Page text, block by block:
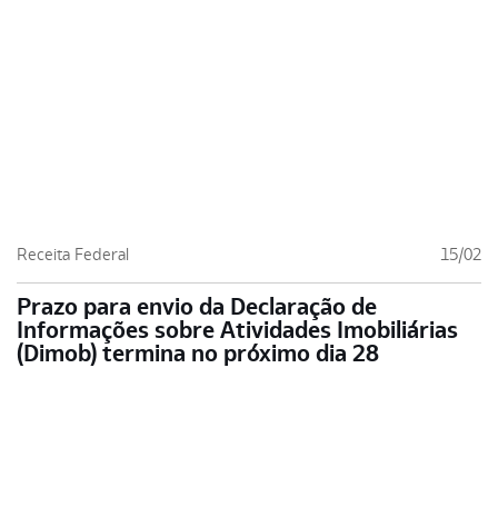
Receita Federal 15/02
Prazo para envio da Declaração de
Informações sobre Atividades Imobiliárias
(Dimob) termina no próximo dia 28